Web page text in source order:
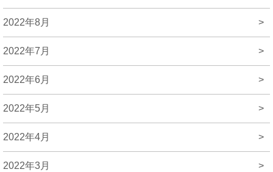
2022年8月 >
2022年7月 >
2022年6月 >
2022年5月 >
2022年4月 >
2022年3月 >